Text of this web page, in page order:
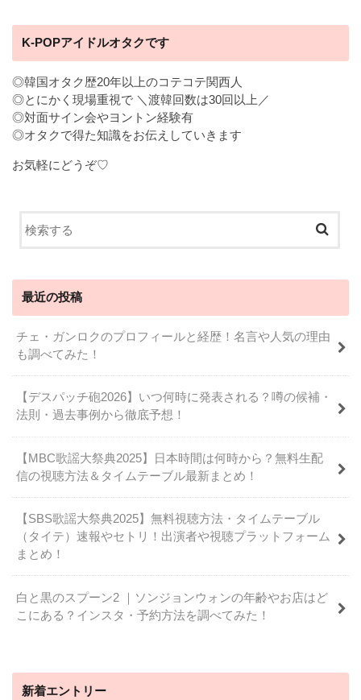
K-POPアイドルオタクです
◎韓国オタク歴20年以上のコテコテ関西人
◎とにかく現場重視で ＼渡韓回数は30回以上／
◎対面サイン会やヨントン経験有
◎オタクで得た知識をお伝えしていきます
お気軽にどうぞ♡
最近の投稿
チェ・ガンロクのプロフィールと経歴！名言や人気の理由
も調べてみた！
【デスパッチ砲2026】いつ何時に発表される？噂の候補・
法則・過去事例から徹底予想！
【MBC歌謡大祭典2025】日本時間は何時から？無料生配
信の視聴方法＆タイムテーブル最新まとめ！
【SBS歌謡大祭典2025】無料視聴方法・タイムテーブル
（タイテ）速報やセトリ！出演者や視聴プラットフォーム
まとめ！
白と黒のスプーン2 ｜ソンジョンウォンの年齢やお店はど
こにある？インスタ・予約方法を調べてみた！
新着エントリー